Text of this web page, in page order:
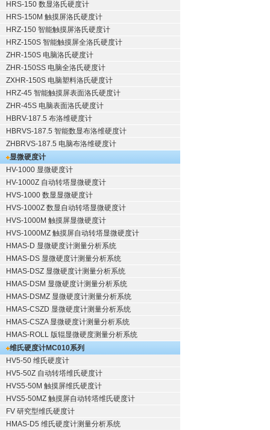
HRS-150 数显洛氏硬度计
HRS-150M 触摸屏洛氏硬度计
HRZ-150 智能触摸屏洛氏硬度计
HRZ-150S 智能触摸屏全洛氏硬度计
ZHR-150S 电脑洛氏硬度计
ZHR-150SS 电脑全洛氏硬度计
ZXHR-150S 电脑塑料洛氏硬度计
HRZ-45 智能触摸屏表面洛氏硬度计
ZHR-45S 电脑表面洛氏硬度计
HBRV-187.5 布洛维硬度计
HBRVS-187.5 智能数显布洛维硬度计
ZHBRVS-187.5 电脑布洛维硬度计
显微硬度计
HV-1000 显微硬度计
HV-1000Z 自动转塔显微硬度计
HVS-1000 数显显微硬度计
HVS-1000Z 数显自动转塔显微硬度计
HVS-1000M 触摸屏显微硬度计
HVS-1000MZ 触摸屏自动转塔显微硬度计
HMAS-D 显微硬度计测量分析系统
HMAS-DS 显微硬度计测量分析系统
HMAS-DSZ 显微硬度计测量分析系统
HMAS-DSM 显微硬度计测量分析系统
HMAS-DSMZ 显微硬度计测量分析系统
HMAS-CSZD 显微硬度计测量分析系统
HMAS-CSZA 显微硬度计测量分析系统
HMAS-ROLL 版辊显微硬度测量分析系统
维氏硬度计MC010系列
HV5-50 维氏硬度计
HV5-50Z 自动转塔维氏硬度计
HVS5-50M 触摸屏维氏硬度计
HVS5-50MZ 触摸屏自动转塔维氏硬度计
FV 研究型维氏硬度计
HMAS-D5 维氏硬度计测量分析系统